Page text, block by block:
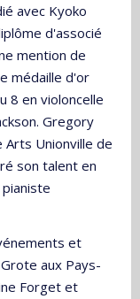
avec Kyoko
d'associé
mention de
médaille d'or
8 en violoncelle
Gregory
Unionville de
son talent en
et
aux Pays-
Forget et